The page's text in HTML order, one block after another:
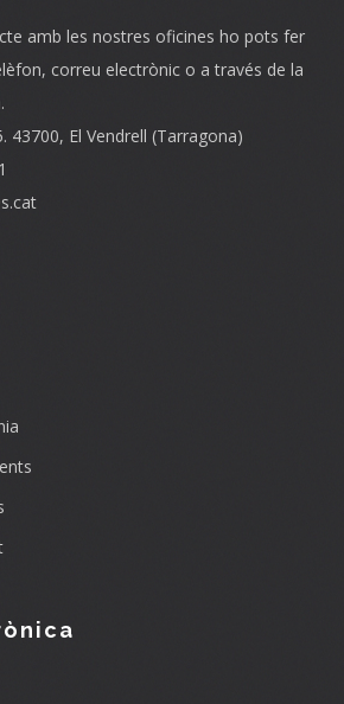
amb les nostres oficines ho pots fer
correu electrònic o a través de la
43700, El Vendrell (Tarragona)